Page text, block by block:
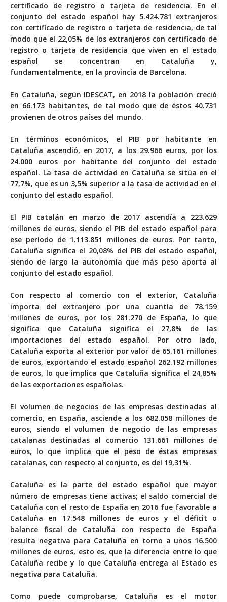
certificado de registro o tarjeta de residencia. En el
conjunto del estado español hay 5.424.781 extranjeros
con certificado de registro o tarjeta de residencia, de tal
modo que el 22,05% de los extranjeros con certificado de
registro o tarjeta de residencia que viven en el estado
español se concentran en Cataluña y,
fundamentalmente, en la provincia de Barcelona.
En Cataluña, según IDESCAT, en 2018 la población creció
en 66.173 habitantes, de tal modo que de éstos 40.731
provienen de otros países del mundo.
En términos económicos, el PIB por habitante en
Cataluña ascendió, en 2017, a los 29.966 euros, por los
24.000 euros por habitante del conjunto del estado
español. La tasa de actividad en Cataluña se sitúa en el
77,7%, que es un 3,5% superior a la tasa de actividad en el
conjunto del estado español.
El PIB catalán en marzo de 2017 ascendía a 223.629
millones de euros, siendo el PIB del estado español para
ese período de 1.113.851 millones de euros. Por tanto,
Cataluña significa el 20,08% del PIB del estado español,
siendo de largo la autonomía que más peso aporta al
conjunto del estado español.
Con respecto al comercio con el exterior, Cataluña
importa del extranjero por una cuantía de 78.159
millones de euros, por los 281.270 de España, lo que
significa que Cataluña significa el 27,8% de las
importaciones del estado español. Por otro lado,
Cataluña exporta al exterior por valor de 65.161 millones
de euros, exportando el estado español 262.192 millones
de euros, lo que implica que Cataluña significa el 24,85%
de las exportaciones españolas.
El volumen de negocios de las empresas destinadas al
comercio, en España, asciende a los 682.058 millones de
euros, siendo el volumen de negocio de las empresas
catalanas destinadas al comercio 131.661 millones de
euros, lo que implica que el peso de éstas empresas
catalanas, con respecto al conjunto, es del 19,31%.
Cataluña es la parte del estado español que mayor
número de empresas tiene activas; el saldo comercial de
Cataluña con el resto de España en 2016 fue favorable a
Cataluña en 17.548 millones de euros y el déficit o
balance fiscal de Cataluña con respecto de España
resulta negativa para Cataluña en torno a unos 16.500
millones de euros, esto es, que la diferencia entre lo que
Cataluña recibe y lo que Cataluña entrega al Estado es
negativa para Cataluña.
Como puede comprobarse, Cataluña es el motor